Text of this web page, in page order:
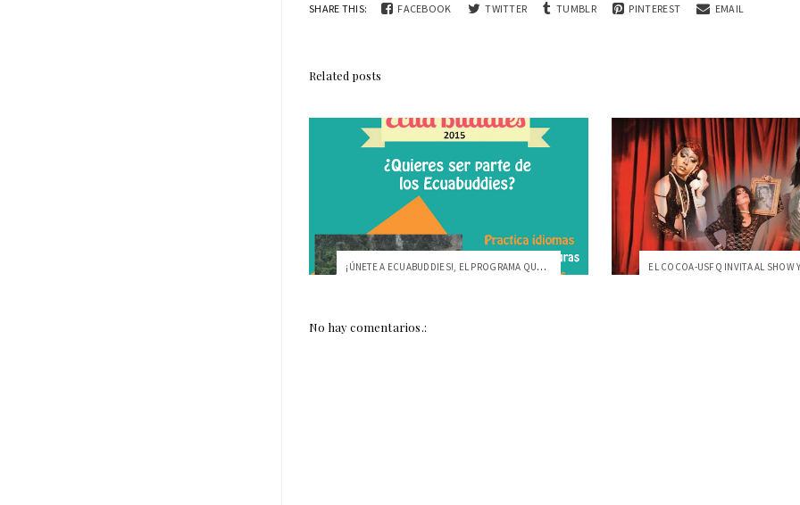
SHARE THIS: FACEBOOK TWITTER TUMBLR PINTEREST EMAIL
Related posts
¡ÚNETE A ECUABUDDIES!, EL PROGRAMA QUE P...
No hay comentarios.: